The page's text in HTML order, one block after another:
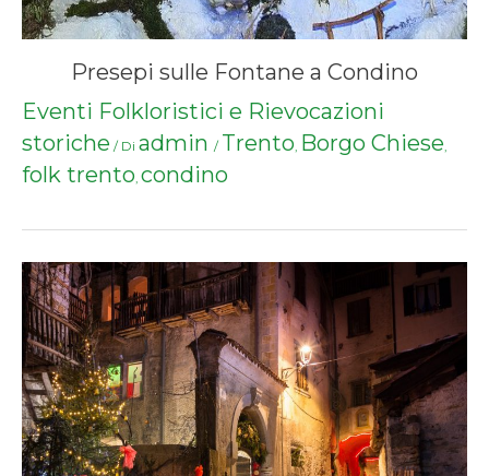
Presepi sulle Fontane a Condino
Eventi Folkloristici e Rievocazioni
storiche / Di admin / Trento, Borgo Chiese,
folk trento, condino